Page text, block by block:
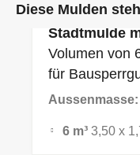
Diese Mulden
Stadtmulde
Volumen von
für
Aussenmasse:
6 m³ 3,50 x